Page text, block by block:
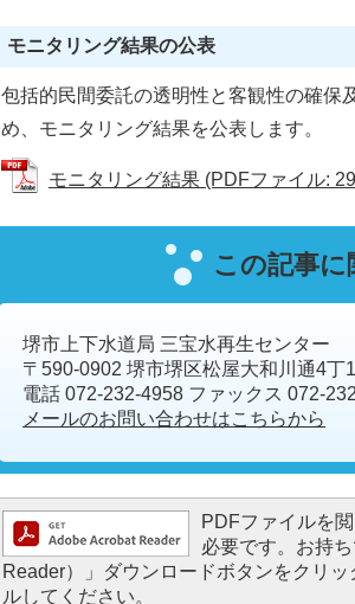
モニタリング結果の公表
包括的民間委託の透明性と客観性の確保
め、モニタリング結果を公表します。
モニタリング結果 (PDFファイル:
この記事
堺市上下水道局 三宝水再生センター
〒590-0902 堺市堺区松屋大和川通4丁
電話 072-232-4958 ファックス 072-
メールのお問い合わせはこちらから
PDFファイルを
必要です。お持
Reader）」ダウンロードボタンをクリ
ルしてください。